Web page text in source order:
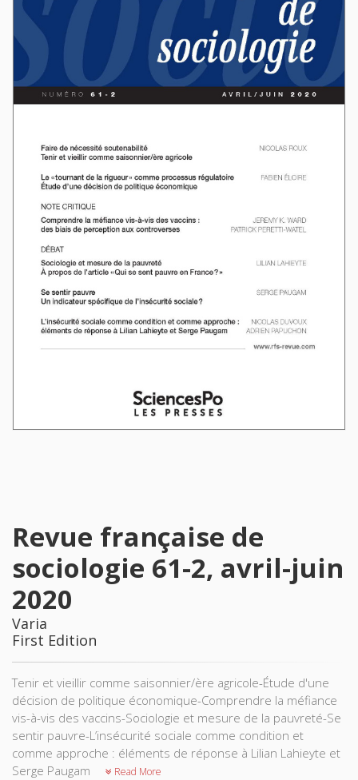
Revue française de
sociologie 61-2, avril-juin
2020
Varia
First Edition
Tenir et vieillir comme saisonnier/ère agricole-Étude d'une
décision de politique économique-Comprendre la méfiance
vis-à-vis des vaccins-Sociologie et mesure de la pauvreté-Se
sentir pauvre-L’insécurité sociale comme condition et
comme approche : éléments de réponse à Lilian Lahieyte et
Serge Paugam
Read More